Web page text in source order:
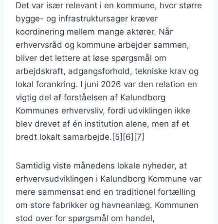
Det var især relevant i en kommune, hvor større
bygge- og infrastruktursager kræver
koordinering mellem mange aktører. Når
erhvervsråd og kommune arbejder sammen,
bliver det lettere at løse spørgsmål om
arbejdskraft, adgangsforhold, tekniske krav og
lokal forankring. I juni 2026 var den relation en
vigtig del af forståelsen af Kalundborg
Kommunes erhvervsliv, fordi udviklingen ikke
blev drevet af én institution alene, men af et
bredt lokalt samarbejde.[5][6][7]
Samtidig viste månedens lokale nyheder, at
erhvervsudviklingen i Kalundborg Kommune var
mere sammensat end en traditionel fortælling
om store fabrikker og havneanlæg. Kommunen
stod over for spørgsmål om handel,